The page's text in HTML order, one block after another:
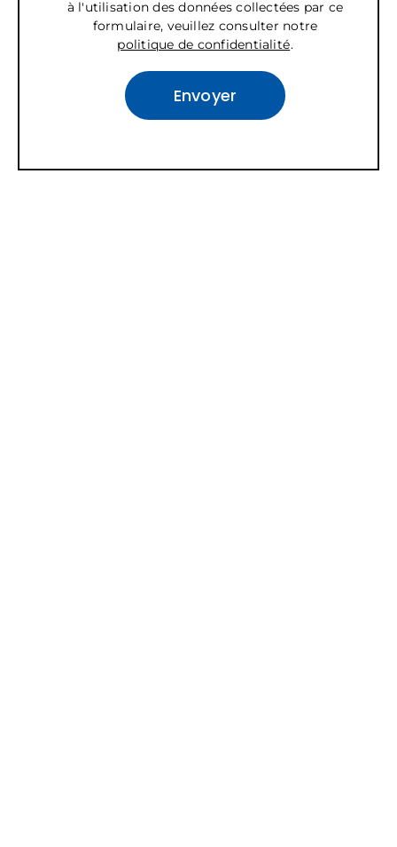
à l'utilisation des données collectées par ce
formulaire, veuillez consulter notre
politique de confidentialité.